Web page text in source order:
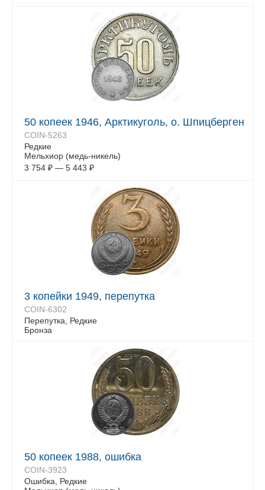
50 копеек 1946, Арктикуголь, о. Шпицберген
COIN-5263
Редкие
Мельхиор (медь-никель)
3 754 ₽ — 5 443 ₽
3 копейки 1949, перепутка
COIN-6302
Перепутка, Редкие
Бронза
50 копеек 1988, ошибка
COIN-3923
Ошибка, Редкие